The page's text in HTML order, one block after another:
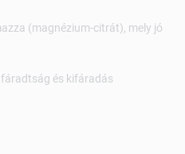
(magnézium-citrát), mely jó
és kifáradás